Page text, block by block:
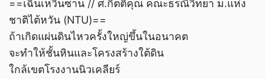
==เฉินเหวินซาน // ศ.กิตติคุณ คณะธรณีวิทยา ม.แห่ง
ชาติไต้หวัน (NTU)==
ถ้าเกิดแผ่นดินไหวครั้งใหญ่ขึ้นในอนาคต
จะทำให้ชั้นหินและโครงสร้างใต้ดิน
ใกล้เขตโรงงานนิวเคลียร์